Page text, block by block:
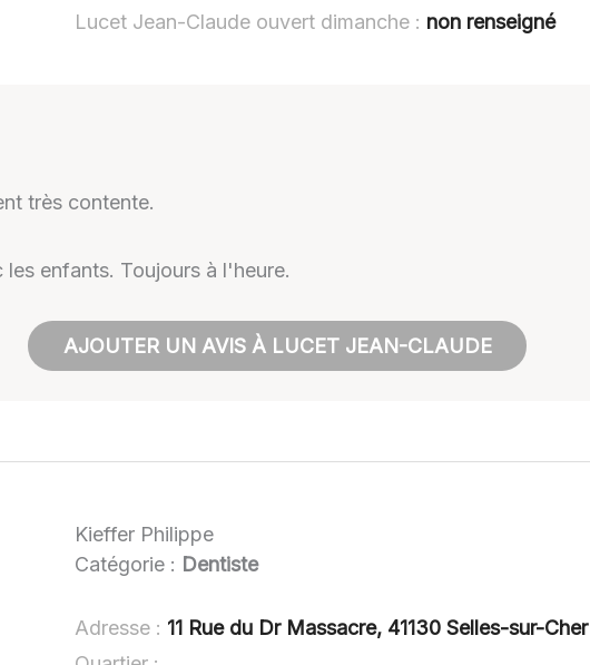
Lucet Jean-Claude ouvert dimanche : non renseigné
très contente.
enfants. Toujours à l'heure.
AJOUTER UN AVIS À LUCET JEAN-CLAUDE
Kieffer Philippe
Catégorie : Dentiste
Adresse : 11 Rue du Dr Massacre, 41130 Selles-sur-Cher